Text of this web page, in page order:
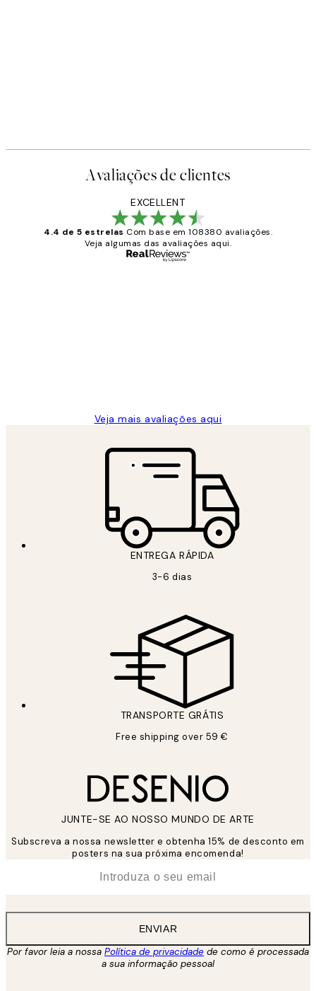
Avaliações de clientes
EXCELLENT
4.4 de 5 estrelas Com base em 108380 avaliações.
Veja algumas das avaliações aqui.
Veja mais avaliações aqui
ENTREGA RÁPIDA
3-6 dias
TRANSPORTE GRÁTIS
Free shipping over 59 €
JUNTE-SE AO NOSSO MUNDO DE ARTE
Subscreva a nossa newsletter e obtenha 15% de desconto em
posters na sua próxima encomenda!
ENVIAR
Por favor leia a nossa Política de privacidade de como é processada
a sua informação pessoal